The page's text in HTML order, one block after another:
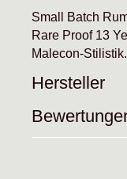
Small Batch
Rare Proof 13
Malecon-
Hersteller